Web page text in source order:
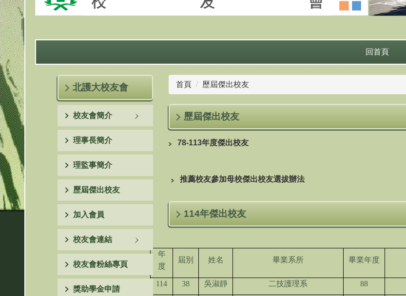
回首頁
北護大校友會
校友會簡介
理事長簡介
理監事簡介
歷屆傑出校友
加入會員
校友會連結
校友會粉絲專頁
獎助學金申請
首頁 歷屆傑出校友
歷屆傑出校友
78-113年度傑出校友
推薦校友參加母校傑出校友選拔辦法
114年傑出校友
年
度
屆別 姓名 畢業系所 畢業年度
114 38 吳淑靜 二技護理系 88